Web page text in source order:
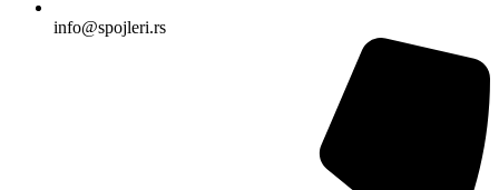
info@spojleri.rs